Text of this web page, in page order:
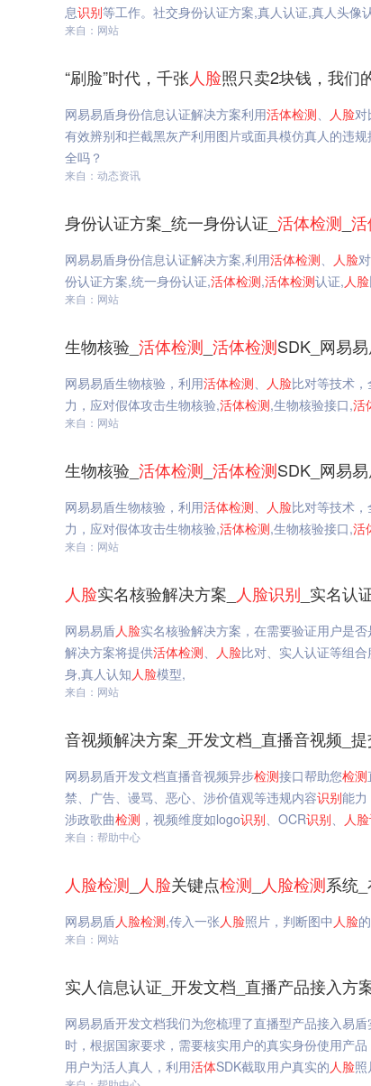
息识别等工作。社交身份认证方案,真人认证,真人头像
来自：网站
​“刷脸”时代，千张人脸照只卖2块钱，我们
网易易盾身份信息认证解决方案利用活体检测、 人脸对
有效辨别和拦截黑灰产利用图片或面具模仿真人的违
全吗？
来自：动态资讯
身份认证方案_统一身份认证_ 活体检测
网易易盾身份信息认证解决方案,利用活体检测、 人脸
份认证方案,统一身份认证,活体检测,活体检测认证,人脸
来自：网站
生物核验_ 活体检测 活体检测SDK_网易
网易易盾生物核验，利用活体检测、 人脸比对等技术
力，应对假体攻击生物核验,活体检测,生物核验接口,活
来自：网站
生物核验_ 活体检测 活体检测SDK_网易
网易易盾生物核验，利用活体检测、 人脸比对等技术
力，应对假体攻击生物核验,活体检测,生物核验接口,活
来自：网站
人脸实名核验解决方案_ 人脸识别 _实名认
网易易盾人脸实名核验解决方案，在需要验证用户是
解决方案将提供活体检测、 人脸比对、实人认证等组
身,真人认知人脸模型,
来自：网站
音视频解决方案_开发文档_直播音视频_提
网易易盾开发文档直播音视频异步检测接口帮助您检测
禁、广告、谩骂、恶心、涉价值观等违规内容识别能力
涉政歌曲检测 ，视频维度如logo识别、OCR识别、 人脸
来自：帮助中心
人脸检测 人脸关键点检测 人脸检测系统
网易易盾人脸检测,传入一张人脸照片，判断图中 人脸
来自：网站
实人信息认证_开发文档_直播产品接入方
网易易盾开发文档我们为您梳理了直播型产品接入易
时，根据国家要求，需要核实用户的真实身份使用产品
用户为活人真人，利用活体SDK截取用户真实的人脸